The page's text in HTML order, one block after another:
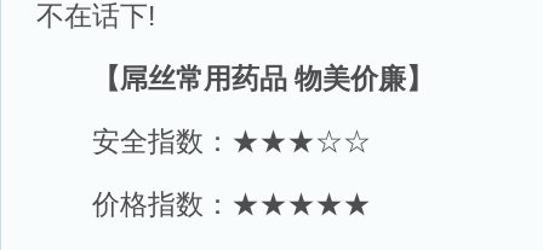
不在话下!
【屌丝常用药品 物美价廉】
安全指数：★★★☆☆
价格指数：★★★★★